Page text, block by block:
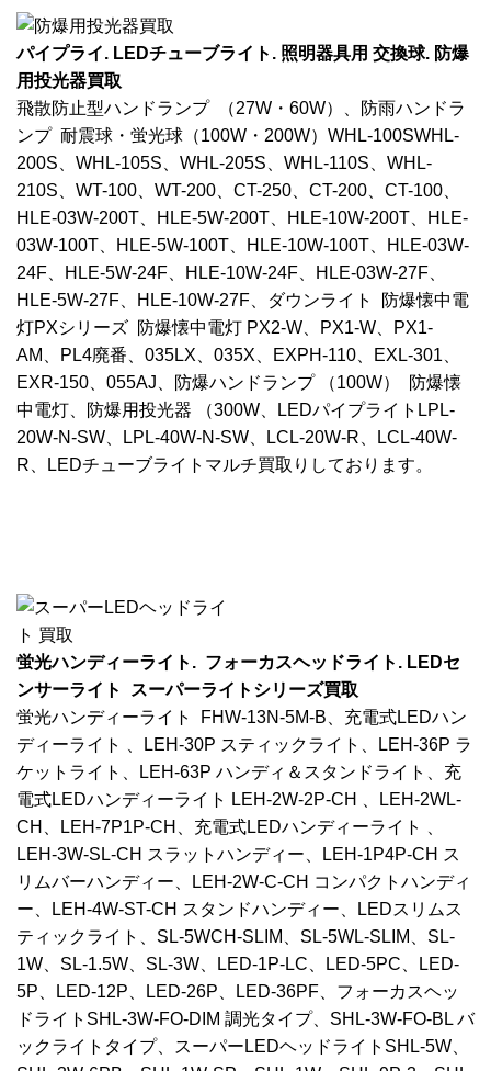
パイプライ. LEDチューブライト. 照明器具用 交換球. 防爆
用投光器買取
飛散防止型ハンドランプ （27W・60W）、防雨ハンドラ
ンプ 耐震球・蛍光球（100W・200W）WHL-100SWHL-
200S、WHL-105S、WHL-205S、WHL-110S、WHL-
210S、WT-100、WT-200、CT-250、CT-200、CT-100、
HLE-03W-200T、HLE-5W-200T、HLE-10W-200T、HLE-
03W-100T、HLE-5W-100T、HLE-10W-100T、HLE-03W-
24F、HLE-5W-24F、HLE-10W-24F、HLE-03W-27F、
HLE-5W-27F、HLE-10W-27F、ダウンライト 防爆懐中電
灯PXシリーズ 防爆懐中電灯 PX2-W、PX1-W、PX1-
AM、PL4廃番、035LX、035X、EXPH-110、EXL-301、
EXR-150、055AJ、防爆ハンドランプ （100W） 防爆懐
中電灯、防爆用投光器 （300W、LEDパイプライトLPL-
20W-N-SW、LPL-40W-N-SW、LCL-20W-R、LCL-40W-
R、LEDチューブライトマルチ買取りしております。
蛍光ハンディーライト. フォーカスヘッドライト. LEDセ
ンサーライト スーパーライトシリーズ買取
蛍光ハンディーライト FHW-13N-5M-B、充電式LEDハン
ディーライト 、LEH-30P スティックライト、LEH-36P ラ
ケットライト、LEH-63P ハンディ＆スタンドライト、充
電式LEDハンディーライト LEH-2W-2P-CH 、LEH-2WL-
CH、LEH-7P1P-CH、充電式LEDハンディーライト 、
LEH-3W-SL-CH スラットハンディー、LEH-1P4P-CH ス
リムバーハンディー、LEH-2W-C-CH コンパクトハンディ
ー、LEH-4W-ST-CH スタンドハンディー、LEDスリムス
ティックライト、SL-5WCH-SLIM、SL-5WL-SLIM、SL-
1W、SL-1.5W、SL-3W、LED-1P-LC、LED-5PC、LED-
5P、LED-12P、LED-26P、LED-36PF、フォーカスヘッ
ドライトSHL-3W-FO-DIM 調光タイプ、SHL-3W-FO-BL バ
ックライトタイプ、スーパーLEDヘッドライトSHL-5W、